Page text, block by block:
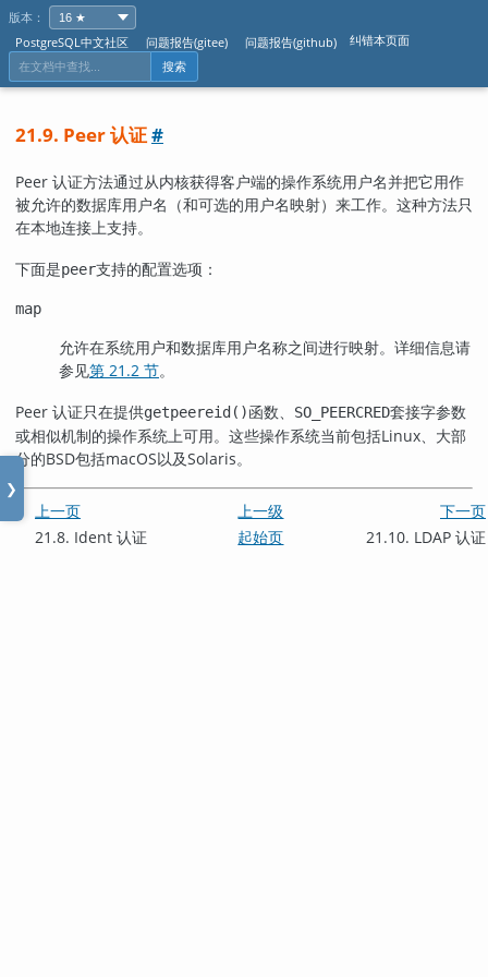
版本：
PostgreSQL中文社区
问题报告(gitee) 问题报告(github) 纠错本页面
搜索
❯
21.9. Peer 认证#
Peer 认证方法通过从内核获得客户端的操作系统用户名并把它用作
被允许的数据库用户名（和可选的用户名映射）来工作。这种方法只
在本地连接上支持。
下面是peer支持的配置选项：
map
允许在系统用户和数据库用户名称之间进行映射。详细信息请
参见第 21.2 节。
Peer 认证只在提供getpeereid()函数、 SO_PEERCRED套接字参数
或相似机制的操作系统上可用。这些操作系统当前包括Linux 、大部
分的BSD包括macOS以及Solaris。
上一页 上一级
下一页
21.8. Ident 认证
起始页 21.10. LDAP 认证